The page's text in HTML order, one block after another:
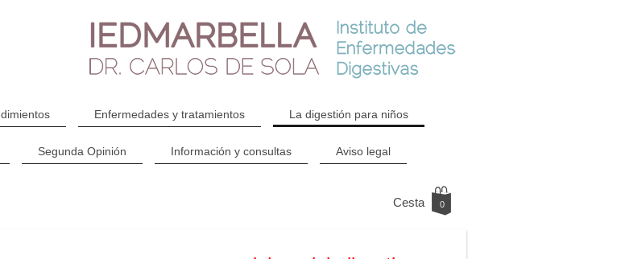
Enfermedades y tratamientos La digestión para niños
Segunda Opinión Información y consultas Aviso legal
0
Cesta